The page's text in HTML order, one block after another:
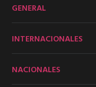
GENERAL
INTERNACIONALES
NACIONALES